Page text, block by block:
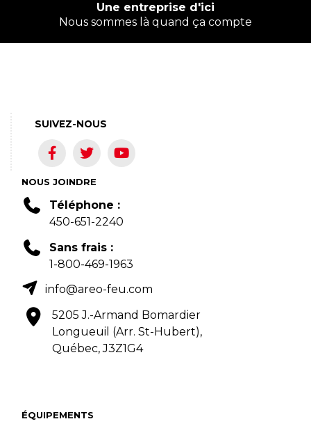
Une entreprise d'ici
Nous sommes là quand ça compte
ÉQUIPEMENTS
NOUS JOINDRE
Téléphone :
450-651-2240
Sans frais :
1-800-469-1963
info@areo-feu.com
5205 J.-Armand Bomardier
Longueuil (Arr. St-Hubert),
Québec, J3Z1G4
SUIVEZ-NOUS